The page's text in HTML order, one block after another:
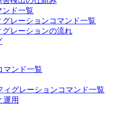
ンド一覧
レーションコマンド一覧
グレーションの流れ
マンド一覧
ィグレーションコマンド一覧
運用